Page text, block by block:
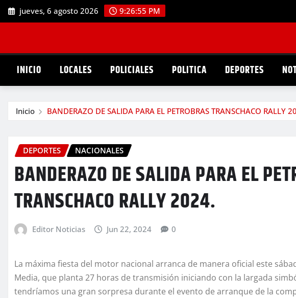
Saltar
al
jueves, 6 agosto 2026 9:26:56 PM
INICIO LOCALES POLICIALES POLITICA DEPORTES
Inicio BANDERAZO DE SALIDA PARA EL PETROBRAS TRANSCHACO RALLY
DEPORTES NACIONALES
BANDERAZO DE SALIDA PARA EL
TRANSCHACO RALLY 2024.
Editor Noticias Jun 22, 2024 0
La máxima fiesta del motor nacional arranca de manera oficial este
Media, que planta 27 horas de transmisión iniciando con la largada
tendríamos una gran sorpresa durante el evento de arranque de la